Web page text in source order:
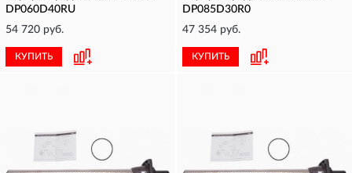
DP060D40RU
54 720 руб.
КУПИТЬ
DP085D30R0
47 354 руб.
КУПИТЬ